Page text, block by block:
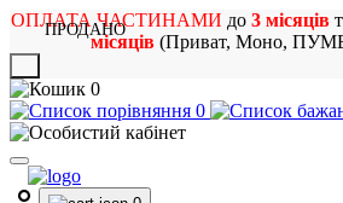
ОПЛАТА ЧАСТИНАМИ до 3 місяців
місяців(Приват, Моно,
0
0
ПРОДАНО